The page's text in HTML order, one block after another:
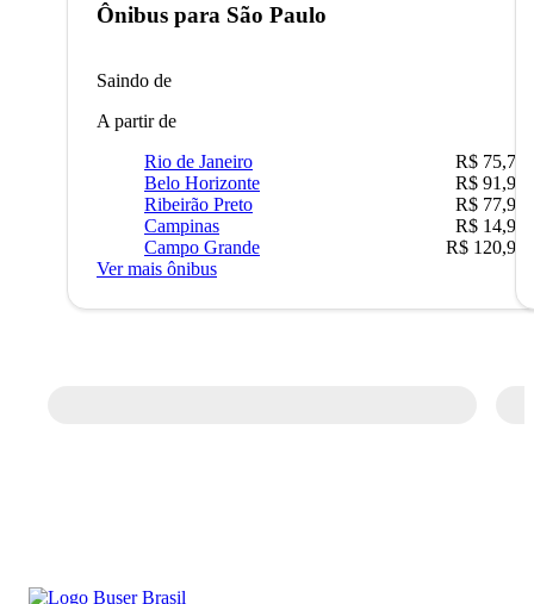
Ônibus para São Paulo
Saindo de
A partir de
Rio de Janeiro
R$ 75,77
Belo Horizonte
R$ 91,90
Ribeirão Preto
R$ 77,90
Campinas
R$ 14,90
Campo Grande
R$ 120,90
Ver mais ônibus